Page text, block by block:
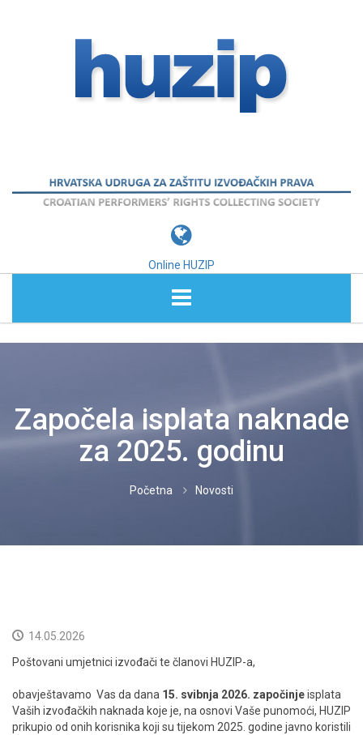
Online HUZIP
O NAMA
PROPISI
NOVOSTI
NEISPLAĆENO
HRVATSKI
Započela isplata naknade
za 2025. godinu
Početna Novosti
14.05.2026
Poštovani umjetnici izvođači te članovi HUZIP-a,
obavještavamo Vas da dana 15. svibnja 2026. započinjeisplata
Vaših izvođačkih naknada koje je, na osnovi Vaše punomoći, HUZIP
prikupio od onih korisnika koji su tijekom 2025. godine javno koristili